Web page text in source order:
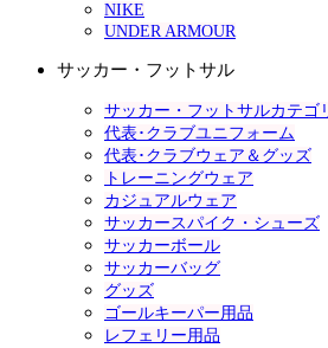
NIKE
UNDER ARMOUR
サッカー・フットサル
サッカー・フットサルカテゴ
代表･クラブユニフォーム
代表･クラブウェア＆グッズ
トレーニングウェア
カジュアルウェア
サッカースパイク・シューズ
サッカーボール
サッカーバッグ
グッズ
ゴールキーパー用品
レフェリー用品